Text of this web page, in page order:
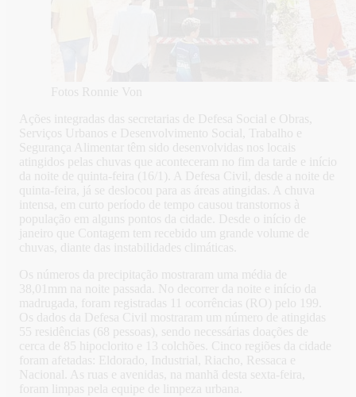
Fotos Ronnie Von
Ações integradas das secretarias de Defesa Social e Obras,
Serviços Urbanos e Desenvolvimento Social, Trabalho e
Segurança Alimentar têm sido desenvolvidas nos locais
atingidos pelas chuvas que aconteceram no fim da tarde e início
da noite de quinta-feira (16/1). A Defesa Civil, desde a noite de
quinta-feira, já se deslocou para as áreas atingidas. A chuva
intensa, em curto período de tempo causou transtornos à
população em alguns pontos da cidade. Desde o início de
janeiro que Contagem tem recebido um grande volume de
chuvas, diante das instabilidades climáticas.
Os números da precipitação mostraram uma média de
38,01mm na noite passada. No decorrer da noite e início da
madrugada, foram registradas 11 ocorrências (RO) pelo 199.
Os dados da Defesa Civil mostraram um número de atingidas
55 residências (68 pessoas), sendo necessárias doações de
cerca de 85 hipoclorito e 13 colchões. Cinco regiões da cidade
foram afetadas: Eldorado, Industrial, Riacho, Ressaca e
Nacional. As ruas e avenidas, na manhã desta sexta-feira,
foram limpas pela equipe de limpeza urbana.